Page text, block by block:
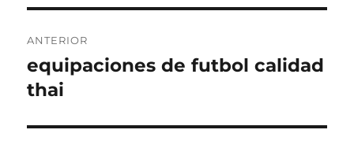
de
entradas
ANTERIOR
Entrada
anterior:
equipaciones de futbol calidad
thai